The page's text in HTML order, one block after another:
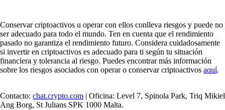
Conservar criptoactivos u operar con ellos conlleva riesgos y puede no
ser adecuado para todo el mundo. Ten en cuenta que el rendimiento
pasado no garantiza el rendimiento futuro. Considera cuidadosamente
si invertir en criptoactivos es adecuado para ti según tu situación
financiera y tolerancia al riesgo. Puedes encontrar más información
sobre los riesgos asociados con operar o conservar criptoactivos aquí.
Contacto: chat.crypto.com | Oficina: Level 7, Spinola Park, Triq Mikiel
Ang Borg, St Julians SPK 1000 Malta.